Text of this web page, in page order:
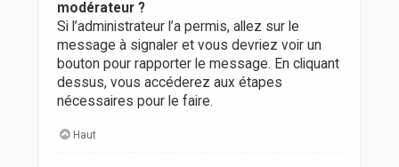
modérateur ?
Si l’administrateur l’a permis, allez sur le
message à signaler et vous devriez voir un
bouton pour rapporter le message. En cliquant
dessus, vous accéderez aux étapes
nécessaires pour le faire.
Haut